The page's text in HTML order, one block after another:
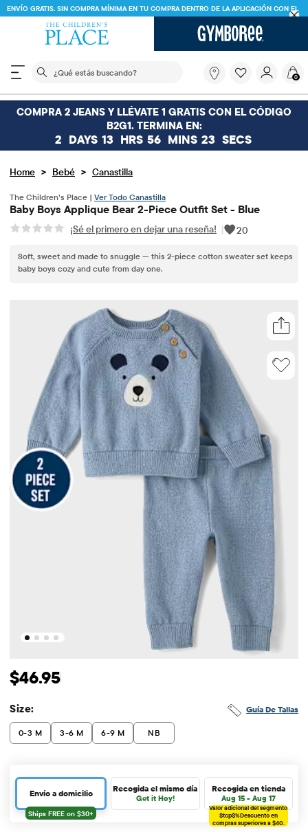
ENVÍO GRATIS. SIN COMPRA MÍNIMA EN TU COMPRA DENTRO DE LA APLICACIÓN CON EL
CÓDIGO
El siguiente campo de búsqueda filtra las
buscando?
0
COMPRA 2 JEANS Y LLÉVATE 1 GRATIS CON EL CÓDIGO
B2G1. TERMINA EN:
2 DAYS 13 HRS 56 MINS 23 SECS
Home > Bebé > Canastilla
The Children’s Place | Ver Todo Canastilla
Baby Boys Applique Bear 2-Piece Outfit Set - Blue
¡Sé el primero en dejar una reseña! | 20
Soft, sweet and made to snuggle — this 2-piece cotton sweater set keeps
baby boys cozy and cute from day one.
Precio original: $46.95
$46.95
Guía De Tallas
Size:
0-3 M 3-6 M 6-9 M NB
Envío a domicilio Recogida el mismo día
Get it Hoy!
Recogida en tienda
Aug 15 - Aug 17
Valor adicional del segmento
$tcp$%Descuento en
compras superiores a $40.